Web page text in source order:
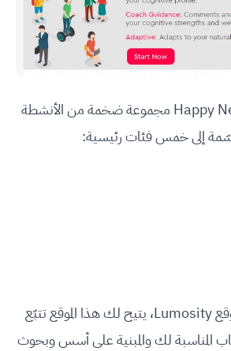
يتضمّن موقع Happy Neuron مجموعة ضخمة من الأنشطة
إلى خمس فئات رئيسية:
وكما هو الحال مع موقع Lumosity، يتيح لك هذا الموقع تتبّع
المناسبة لك والمبنية على أسس وبحوث